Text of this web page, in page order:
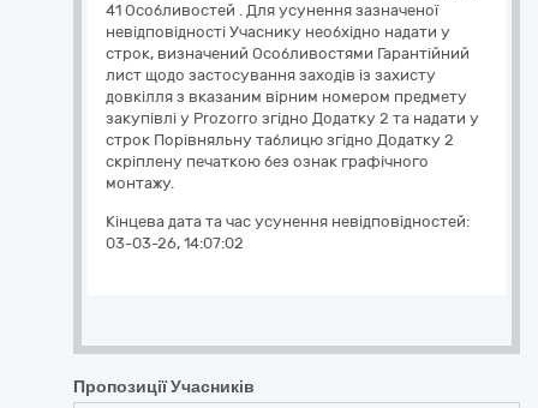
41 Особливостей . Для усунення зазначеної
невідповідності Учаснику необхідно надати у
строк, визначений Особливостями Гарантійний
лист щодо застосування заходів із захисту
довкілля з вказаним вірним номером предмету
закупівлі у Prozorro згідно Додатку 2 та надати у
строк Порівняльну таблицю згідно Додатку 2
скріплену печаткою без ознак графічного
монтажу.
Кінцева дата та час усунення невідповідностей:
03-03-26, 14:07:02
Пропозиції Учасників